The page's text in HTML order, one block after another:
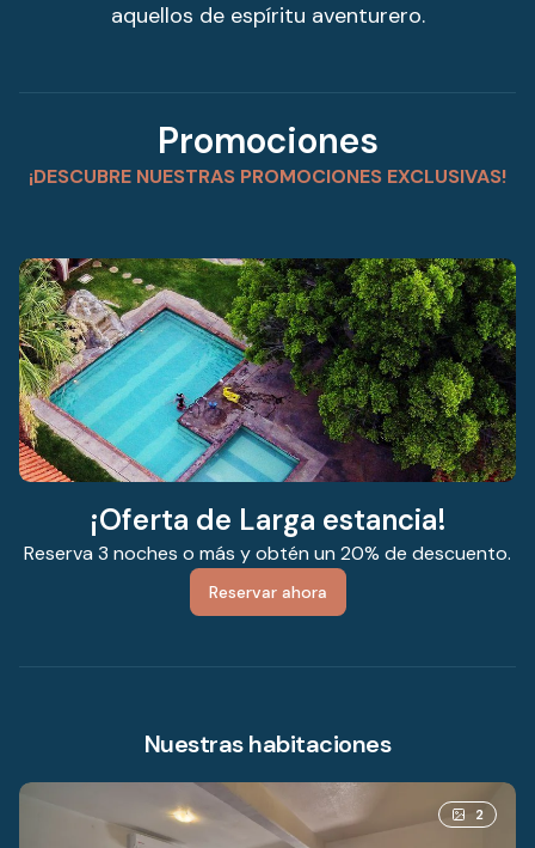
aquellos de espíritu aventurero.
Promociones
¡DESCUBRE NUESTRAS PROMOCIONES EXCLUSIVAS!
¡Oferta de Larga estancia!
Reserva 3 noches o más y obtén un 20% de descuento.
Reservar ahora
Nuestras habitaciones
2